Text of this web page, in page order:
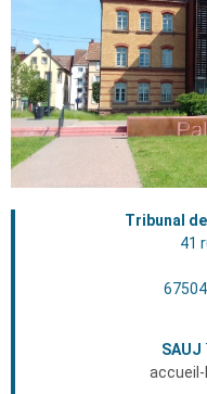
Tribunal
41
67504
SAUJ